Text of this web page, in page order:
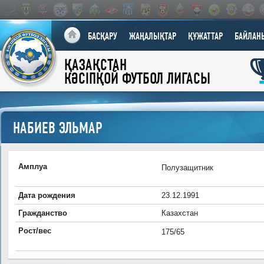
БАСҚАРУ ЖАҢАЛЫҚТАР ҚҰЖАТТАР
ҚАЗАҚСТАН
КӘСІПҚОЙ ФУТБОЛ ЛИГАСЫ
НАБИЕВ ЭЛЬМАР
Амплуа Полузащитник
Дата рождения
23.12.1991
Гражданство
Казахстан
Рост/вес
175/65